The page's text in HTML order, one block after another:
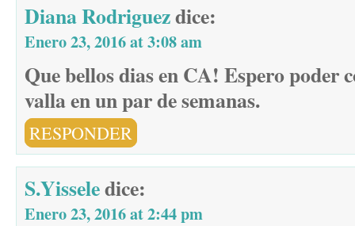
Diana Rodriguezdice:
Enero 23, 2016 at 3:08 am
Que bellos dias en CA! Espero poder
valla en un par de semanas.
RESPONDER
S.Yisseledice:
Enero 23, 2016 at 2:44 pm